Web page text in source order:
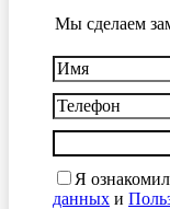
Мы сделаем
Я
данных и